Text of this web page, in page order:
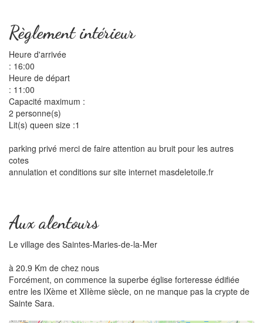
Règlement intérieur
Heure d'arrivée
: 16:00
Heure de départ
: 11:00
Capacité maximum :
2 personne(s)
Lit(s) queen size :1
parking privé merci de faire attention au bruit pour les autres
cotes
annulation et conditions sur site internet masdeletoile.fr
Aux alentours
Le village des Saintes-Maries-de-la-Mer
à 20.9 Km de chez nous
Forcément, on commence la superbe église forteresse édifiée
entre les IXème et XIIème siècle, on ne manque pas la crypte de
Sainte Sara.